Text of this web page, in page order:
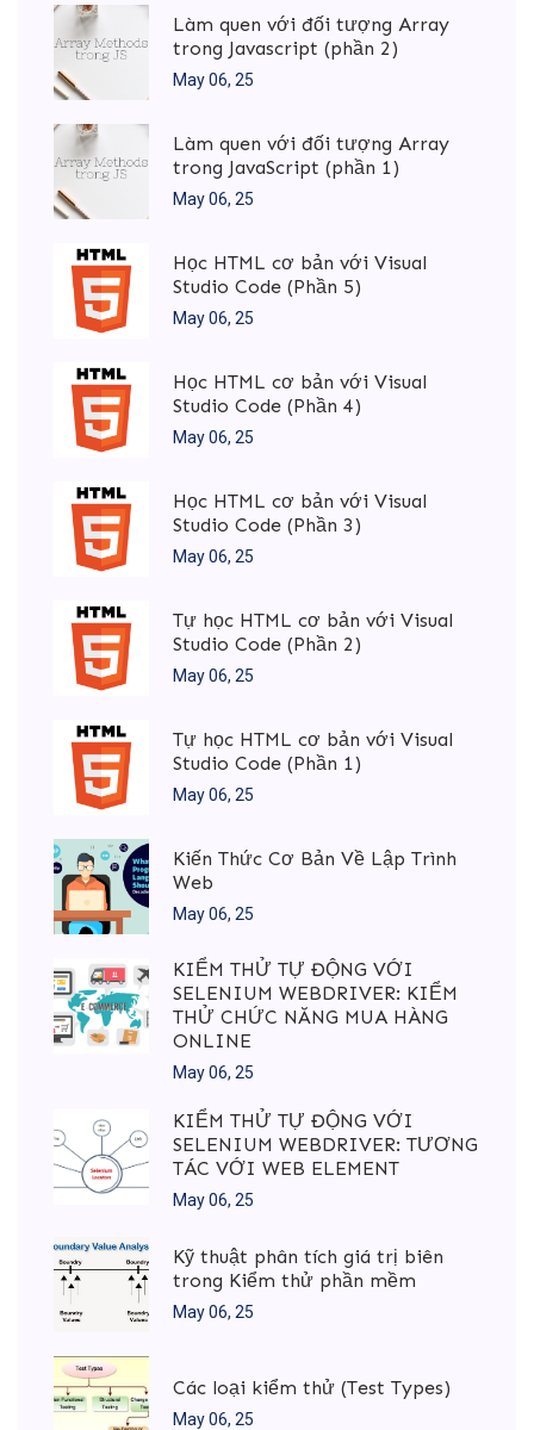
Làm quen với đối tượng Array
trong Javascript (phần 2)
May 06, 25
Làm quen với đối tượng Array
trong JavaScript (phần 1)
May 06, 25
Học HTML cơ bản với Visual
Studio Code (Phần 5)
May 06, 25
Học HTML cơ bản với Visual
Studio Code (Phần 4)
May 06, 25
Học HTML cơ bản với Visual
Studio Code (Phần 3)
May 06, 25
Tự học HTML cơ bản với Visual
Studio Code (Phần 2)
May 06, 25
Tự học HTML cơ bản với Visual
Studio Code (Phần 1)
May 06, 25
Kiến Thức Cơ Bản Về Lập Trình
Web
May 06, 25
KIỂM THỬ TỰ ĐỘNG VỚI
SELENIUM WEBDRIVER: KIỂM
THỬ CHỨC NĂNG MUA HÀNG
ONLINE
May 06, 25
KIỂM THỬ TỰ ĐỘNG VỚI
SELENIUM WEBDRIVER: TƯƠNG
TÁC VỚI WEB ELEMENT
May 06, 25
Kỹ thuật phân tích giá trị biên
trong Kiểm thử phần mềm
May 06, 25
Các loại kiểm thử (Test Types)
May 06, 25